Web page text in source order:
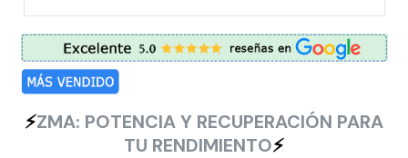
⚡ZMA: POTENCIA Y RECUPERACIÓN PARA
TU RENDIMIENTO⚡